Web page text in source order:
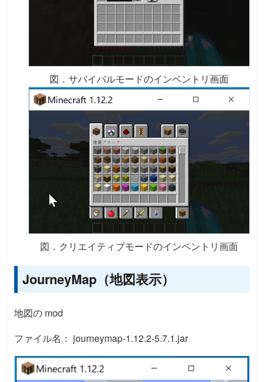
図．サバイバルモードのインベントリ画面
図．クリエイティブモードのインベントリ画面
JourneyMap（地図表示）
地図の mod
ファイル名： journeymap-1.12.2-5.7.1.jar